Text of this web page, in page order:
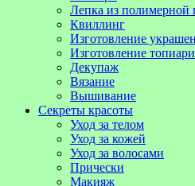
Лепка из полимерной
Квиллинг
Изготовление
Изготовление
Декупаж
Вязание
Вышивание
Секреты красоты
Уход за телом
Уход за кожей
Уход за волосами
Прически
Макияж